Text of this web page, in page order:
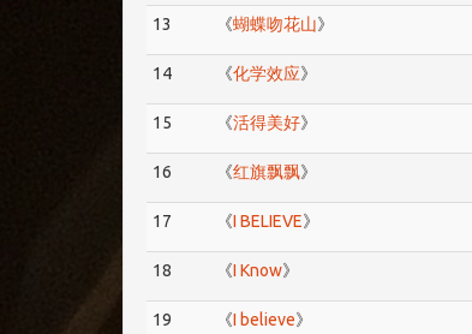
13 《蝴蝶吻花山》
14 《化学效应》
15 《活得美好》
16 《红旗飘飘》
17 《I BELIEVE》
18 《I Know》
19 《I believe》